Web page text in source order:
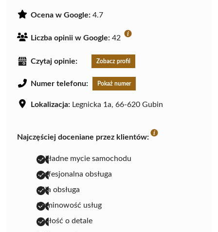
Ocena w Google: 4.7
Liczba opinii w Google: 42
Czytaj opinie: Zobacz profil
Numer telefonu: Pokaż numer
Lokalizacja: Legnicka 1a, 66-620 Gubin
Najczęściej doceniane przez klientów:
dokładne mycie samochodu
profesjonalna obsługa
miła obsługa
terminowość usług
dbałość o detale